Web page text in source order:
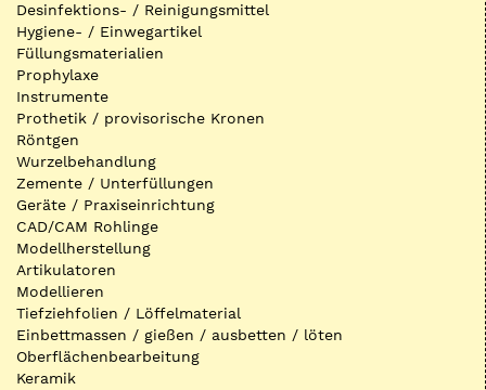
Desinfektions- / Reinigungsmittel
Hygiene- / Einwegartikel
Füllungsmaterialien
Prophylaxe
Instrumente
Prothetik / provisorische Kronen
Röntgen
Wurzelbehandlung
Zemente / Unterfüllungen
Geräte / Praxiseinrichtung
CAD/CAM Rohlinge
Modellherstellung
Artikulatoren
Modellieren
Tiefziehfolien / Löffelmaterial
Einbettmassen / gießen / ausbetten / löten
Oberflächenbearbeitung
Keramik